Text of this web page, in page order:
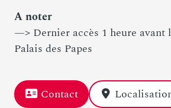
A noter
—> Dernier accès 1 heure avant
Palais des Papes
Contact